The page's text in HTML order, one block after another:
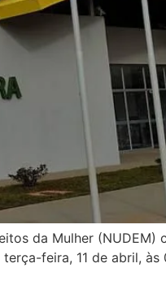
da Mulher
feira, 11 de abril,